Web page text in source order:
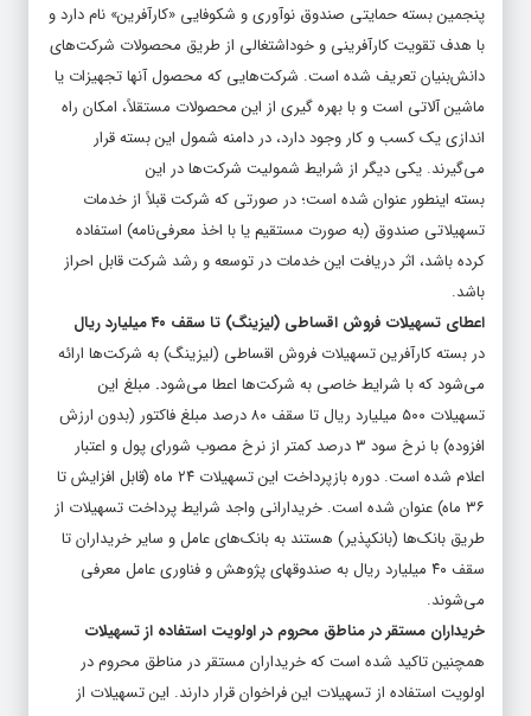
پنجمین بسته حمایتی صندوق نوآوری و شکوفایی «کارآفرین» نام دارد و
با هدف تقویت کارآفرینی و خوداشتغالی از طریق محصولات شرکت‌های
دانش‌بنیان تعریف شده است. شرکت‌هایی که محصول آنها تجهیزات یا
ماشین آلاتی است و با بهره گیری از این محصولات مستقلاً، امکان راه
اندازی یک کسب و کار وجود دارد، در دامنه شمول این بسته قرار
می‌گیرند. یکی دیگر از شرایط شمولیت شرکت‌ها در این
بسته اینطور عنوان شده است؛ در صورتی که شرکت قبلاً از خدمات
تسهیلاتی صندوق (به صورت مستقیم یا با اخذ معرفی‌نامه) استفاده
کرده باشد، اثر دریافت این خدمات در توسعه و رشد شرکت قابل احراز
باشد.
اعطای تسهیلات فروش اقساطی (لیزینگ) تا سقف ۴۰ میلیارد ریال
در بسته کارآفرین تسهیلات فروش اقساطی (لیزینگ) به شرکت‌ها ارائه
می‌شود که با شرایط خاصی به شرکت‌ها اعطا می‌شود. مبلغ این
تسهیلات ۵۰۰ میلیارد ریال تا سقف ۸۰ درصد مبلغ فاکتور (بدون ارزش
افزوده) با نرخ سود ۳ درصد کمتر از نرخ مصوب شورای پول و اعتبار
اعلام شده است. دوره بازپرداخت این تسهیلات ۲۴ ماه (قابل افزایش تا
۳۶ ماه) عنوان شده است. خریدارانی واجد شرایط پرداخت تسهیلات از
طریق بانک‌ها (بانکپذیر) هستند به بانک‌های عامل و سایر خریداران تا
سقف ۴۰ میلیارد ریال به صندوقهای پژوهش و فناوری عامل معرفی
می‌شوند.
خریداران مستقر در مناطق محروم در اولویت استفاده از تسهیلات
همچنین تاکید شده است که خریداران مستقر در مناطق محروم در
اولویت استفاده از تسهیلات این فراخوان قرار دارند. این تسهیلات از